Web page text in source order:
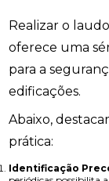
Realizar o
oferece uma
para a
edificações.
Abaixo,
prática:
Identificação